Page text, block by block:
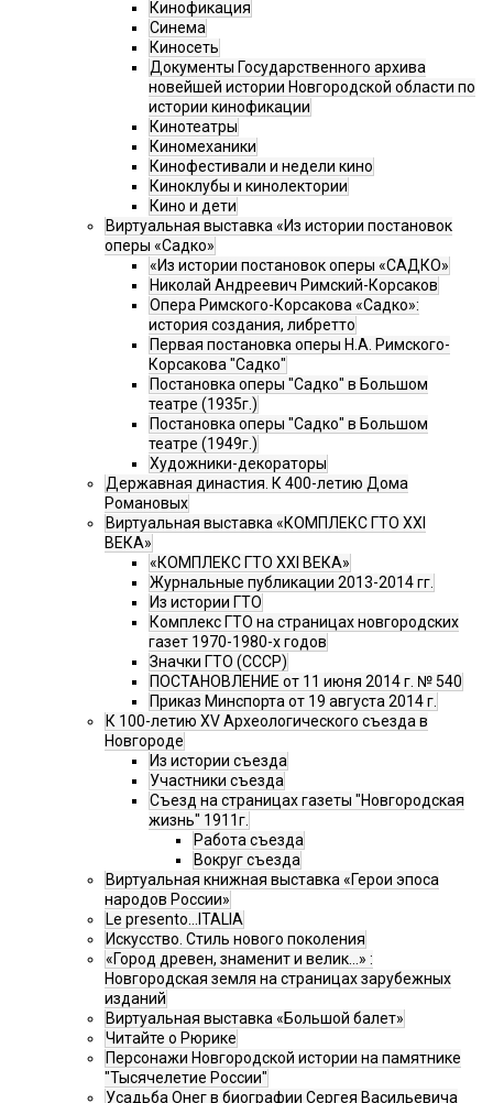
Кинофикация
Синема
Киносеть
Документы Государственного архива
новейшей истории Новгородской области по
истории кинофикации
Кинотеатры
Киномеханики
Кинофестивали и недели кино
Киноклубы и кинолектории
Кино и дети
Виртуальная выставка «Из истории постановок
оперы «Садко»
«Из истории постановок оперы «САДКО»
Николай Андреевич Римский-Корсаков
Опера Римского-Корсакова «Садко»:
история создания, либретто
Первая постановка оперы Н.А. Римского-
Корсакова "Садко"
Постановка оперы "Садко" в Большом
театре (1935г.)
Постановка оперы "Садко" в Большом
театре (1949г.)
Художники-декораторы
Державная династия. К 400-летию Дома
Романовых
Виртуальная выставка «КОМПЛЕКС ГТО XXI
ВЕКА»
«КОМПЛЕКС ГТО XXI ВЕКА»
Журнальные публикации 2013-2014 гг.
Из истории ГТО
Комплекс ГТО на страницах новгородских
газет 1970-1980-х годов
Значки ГТО (СССР)
ПОСТАНОВЛЕНИЕ от 11 июня 2014 г. № 540
Приказ Минспорта от 19 августа 2014 г.
К 100-летию XV Археологического съезда в
Новгороде
Из истории съезда
Участники съезда
Cъезд на страницах газеты "Новгородская
жизнь" 1911г.
Работа съезда
Вокруг съезда
Виртуальная книжная выставка «Герои эпоса
народов России»
Le presento...ITALIA
Искусство. Стиль нового поколения
«Город древен, знаменит и велик…» :
Новгородская земля на страницах зарубежных
изданий
Виртуальная выставка «Большой балет»
Читайте о Рюрике
Персонажи Новгородской истории на памятнике
"Тысячелетие России"
Усадьба Онег в биографии Сергея Васильевича